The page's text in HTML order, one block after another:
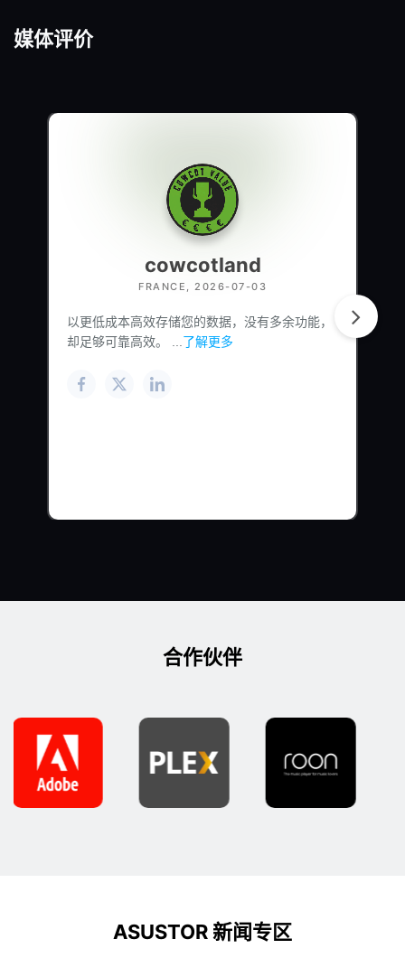
媒体评价
cowcotland
FRANCE, 2026-07-03
以更低成本高效存储您的数据，没有多余功能，
却足够可靠高效。 ... 了解更多
合作伙伴
ASUSTOR 新闻专区